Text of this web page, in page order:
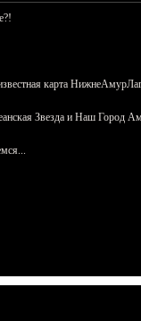
карта
Звезда и Наш Город